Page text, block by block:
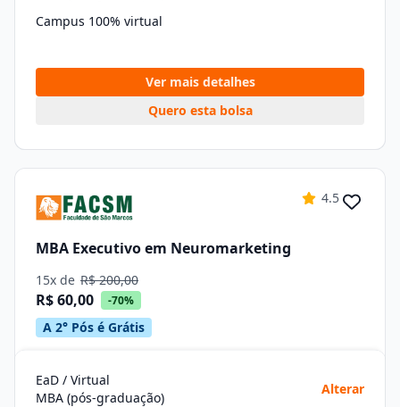
Campus 100% virtual
Ver mais detalhes
Quero esta bolsa
4.5
MBA Executivo em Neuromarketing
15x de R$ 200,00
R$ 60,00 -70%
A 2° Pós é Grátis
EaD / Virtual
MBA (pós-graduação)
Alterar